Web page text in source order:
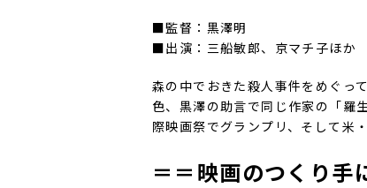
■監督：黒澤明
■出演：三船敏郎、京マチ子ほか
森の中でおきた殺人事件をめぐっ
色、黒澤の助言で同じ作家の「羅
際映画祭でグランプリ、そして米
＝＝映画のつくり手